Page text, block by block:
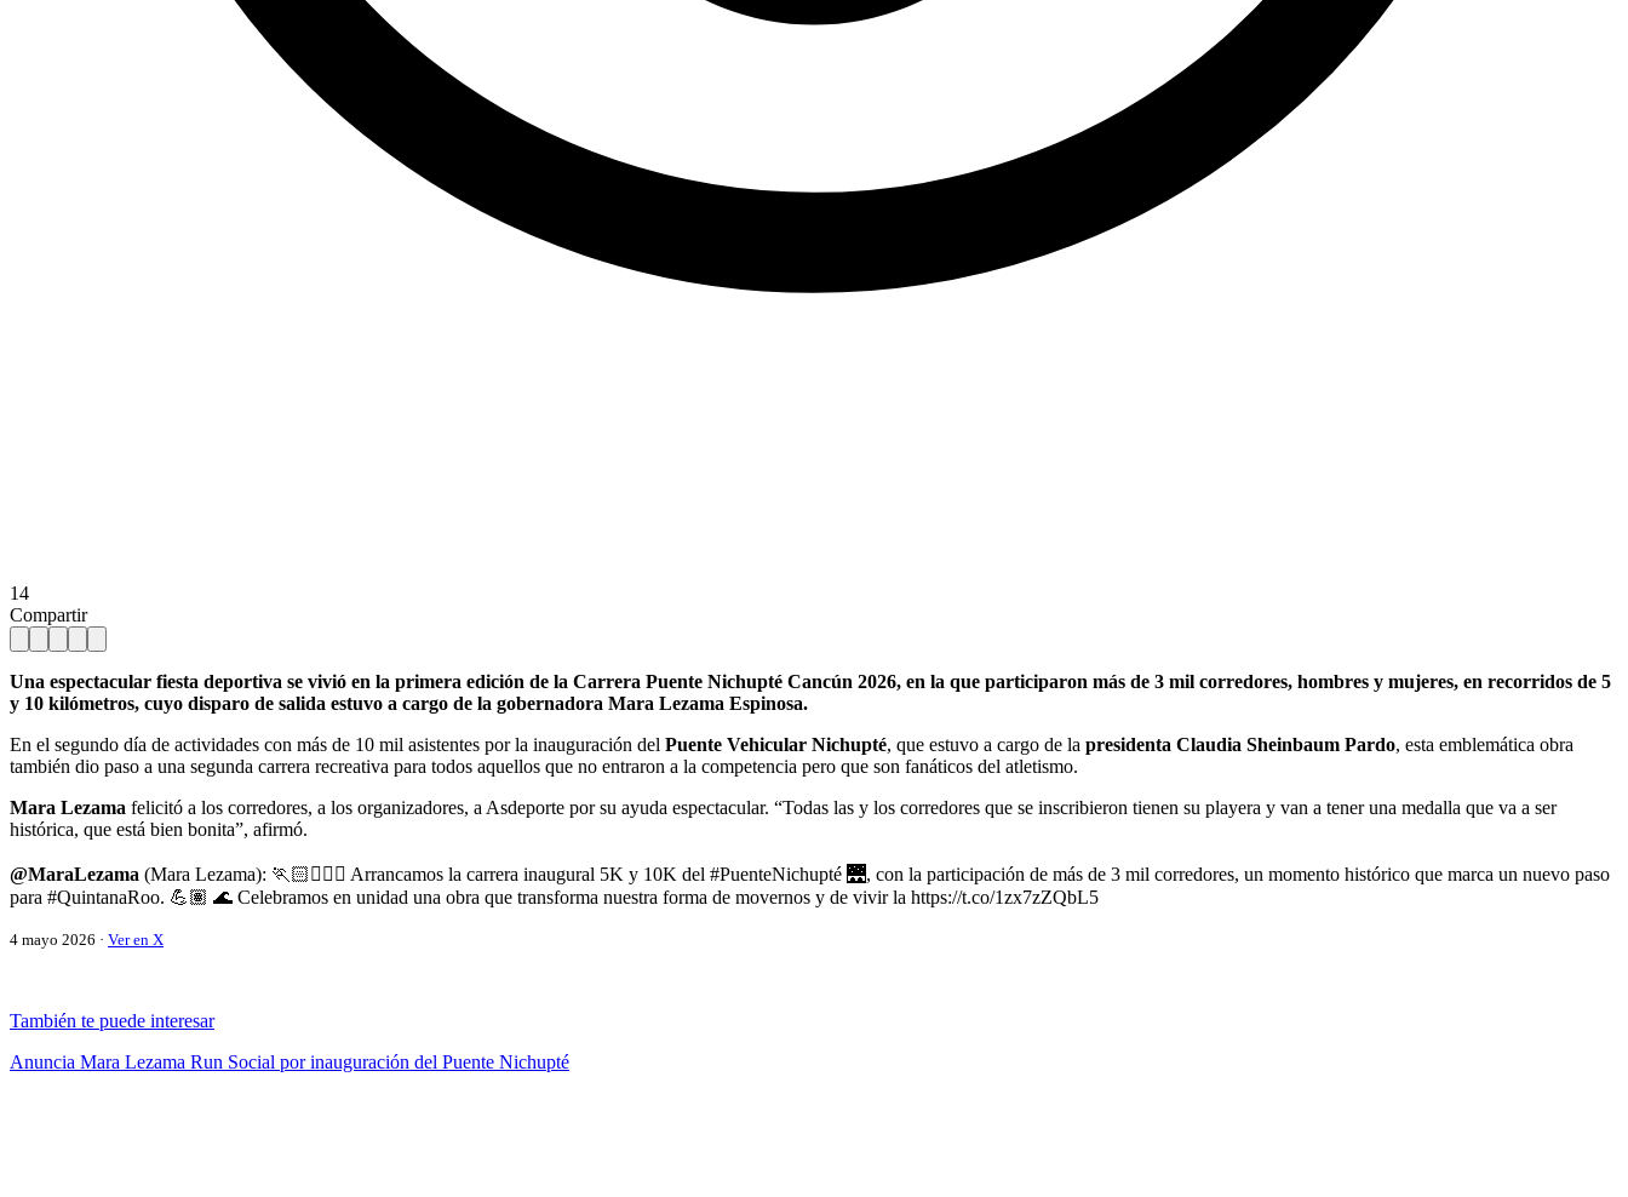
14
Compartir
Una espectacular fiesta deportiva se vivió en la primera edición de la Carrera Puente Nichupté Cancún 2026, en la que participaron más de 3 mil corredores, hombres y mujeres, en recorridos de 5
y 10 kilómetros, cuyo disparo de salida estuvo a cargo de la gobernadora Mara Lezama Espinosa.
En el segundo día de actividades con más de 10 mil asistentes por la inauguración del Puente Vehicular Nichupté, que estuvo a cargo de la presidenta Claudia Sheinbaum Pardo, esta emblemática obra
también dio paso a una segunda carrera recreativa para todos aquellos que no entraron a la competencia pero que son fanáticos del atletismo.
Mara Lezama felicitó a los corredores, a los organizadores, a Asdeporte por su ayuda espectacular. “Todas las y los corredores que se inscribieron tienen su playera y van a tener una medalla que va a ser
histórica, que está bien bonita”, afirmó.
@MaraLezama (Mara Lezama): 🏃🏻🏃🏻‍♀️ Arrancamos la carrera inaugural 5K y 10K del #PuenteNichupté 🌉, con la participación de más de 3 mil corredores, un momento histórico que marca un nuevo paso
para #QuintanaRoo. 💪🏽 🌊 Celebramos en unidad una obra que transforma nuestra forma de movernos y de vivir la https://t.co/1zx7zZQbL5
4 mayo 2026 · Ver en X
También te puede interesar
Anuncia Mara Lezama Run Social por inauguración del Puente Nichupté